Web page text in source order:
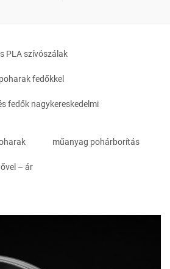
PLA szívószálak
fedőkkel
fedők nagykereskedelmi
műanyag pohárborítás
– ár